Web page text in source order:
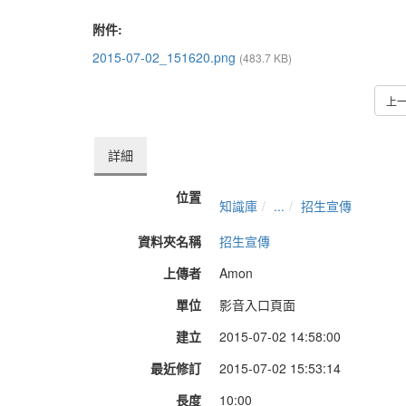
附件:
2015-07-02_151620.png (483.7 KB)
上
詳細
位置 知識庫 ...
招生宣傳
資料夾名稱
招生宣傳
上傳者
Amon
單位
影音入口頁面
建立
2015-07-02 14:58:00
最近修訂
2015-07-02 15:53:14
長度
10:00